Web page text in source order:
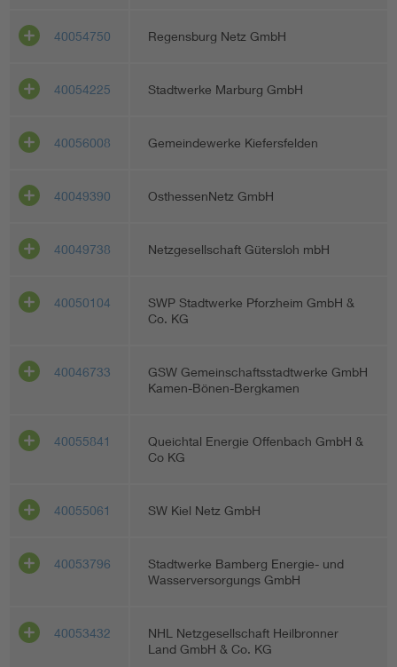
40054750 Regensburg Netz GmbH
40054225 Stadtwerke Marburg GmbH
40056008 Gemeindewerke Kiefersfelden
40049390 OsthessenNetz GmbH
40049738 Netzgesellschaft Gütersloh mbH
40050104
SWP Stadtwerke Pforzheim GmbH &
Co. KG
40046733
GSW Gemeinschaftsstadtwerke GmbH
Kamen-Bönen-Bergkamen
40055841
Queichtal Energie Offenbach GmbH &
Co KG
40055061 SW Kiel Netz GmbH
40053796
Stadtwerke Bamberg Energie- und
Wasserversorgungs GmbH
40053432
NHL Netzgesellschaft Heilbronner
Land GmbH & Co. KG